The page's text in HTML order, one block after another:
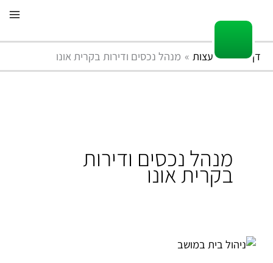
לתוכן
דף הבית עצות מנהל נכסים ודירות בקרית אונו
מנהל נכסים ודירות
בקרית אונו
מי